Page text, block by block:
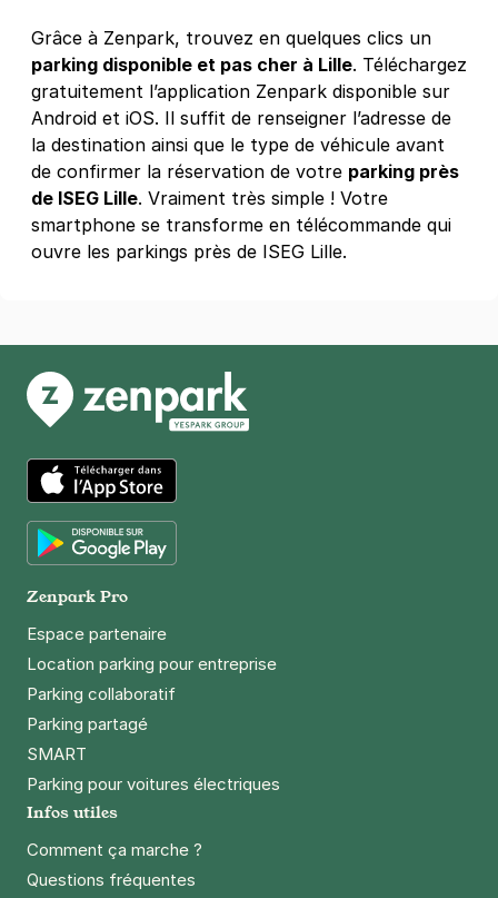
Club
81 rue Georges Clemenceau
59000Lille
4,5(314 avis)
1,50 €/heure,15 €/jour,70 €/semaine (tarifs dégressifs)
Réserver
+ Abonnements disponibles
1,50 € /heure, 17 €/jour,67 €/semaine
+ Abonnements disponibles
Lille - Wazemmes - Porte des Postes
2,50 €/heure,18 €/jour, 68 €/semaine
Réserver
+ Abonnements disponibles
Mairie
68 bis rue Gustave Delory
Grâce à Zenpark, trouvez en quelques clics un
parking disponible et pas cher à Lille. Téléchargez
gratuitement l’application Zenpark disponible sur
Android et iOS. Il suffit de renseigner l’adresse de
la destination ainsi que le type de véhicule avant
de confirmer la réservation de votre parking près
de ISEG Lille. Vraiment très simple ! Votre
smartphone se transforme en télécommande qui
ouvre les parkings près de ISEG Lille.
App Store
Zenpark Pro
Espace partenaire
Location parking pour entreprise
Parking collaboratif
Parking partagé
SMART
Parking pour voitures électriques
Infos utiles
Comment ça marche ?
Questions fréquentes